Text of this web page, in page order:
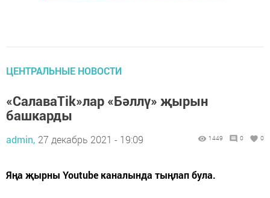
ЦЕНТРАЛЬНЫЕ НОВОСТИ
«СалаваTik»лар «Бәллү» җырын
башкарды
admin, 27 декабрь 2021 - 19:09 1449 0 0
Яңа җырны Youtube каналында тыңлап була.